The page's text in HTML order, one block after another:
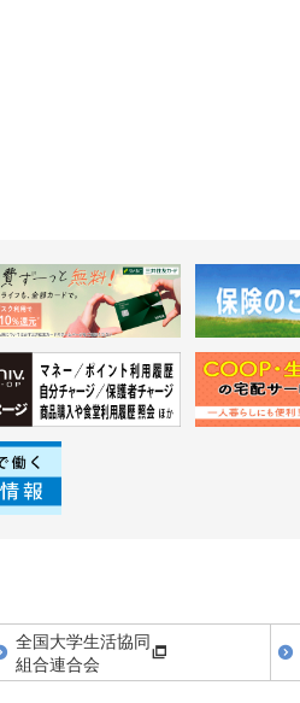
全国大学生活協同
組合連合会